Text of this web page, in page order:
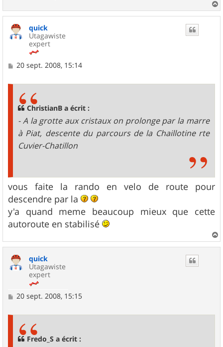
a
u
quick
Utagawiste
expert
M
20 sept. 2008, 15:14
ChristianB a écrit :
- A la grotte aux cristaux on prolonge par la marre
à Piat, descente du parcours de la Chaillotine rte
Cuvier-Chatillon
vous faite la rando en velo de route pour
descendre par la
y'a quand meme beaucoup mieux que cette
autoroute en stabilisé
a
quick
Utagawiste
expert
M
20 sept. 2008, 15:15
Fredo_S a écrit :